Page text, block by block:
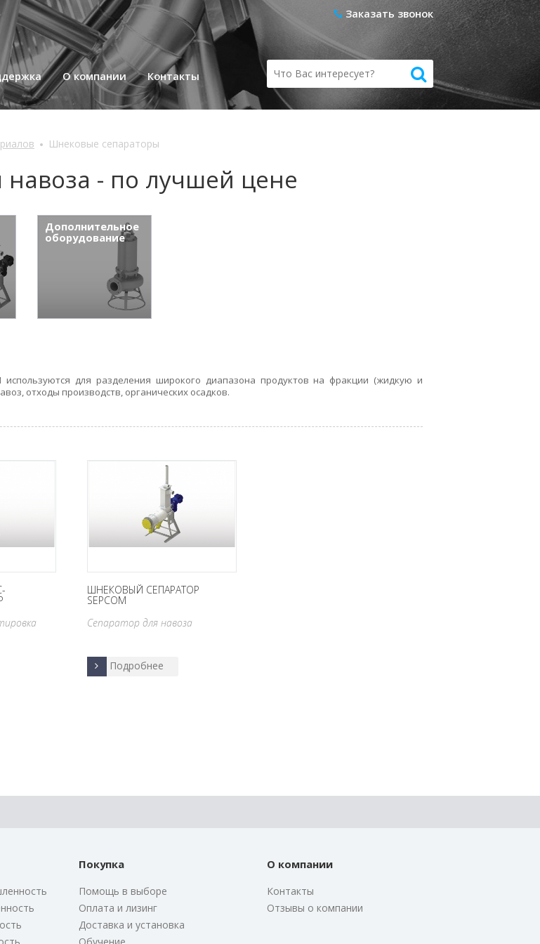
+375 (29) 702-36-27; email: info@belfactor.by
Заказать звонок
О компании Контакты
Шнековые сепараторы
- по лучшей цене
Дополнительное
оборудование
используются для разделения широкого диапазона продуктов на фракции (жидкую и
отходы производств, органических осадков.
ШНЕКОВЫЙ СЕПАРАТОР
SEPCOM
Сепаратор для навоза
Подробнее
Покупка
Помощь в выборе
Оплата и лизинг
Доставка и установка
Обучение
О компании
Контакты
Отзывы о компании